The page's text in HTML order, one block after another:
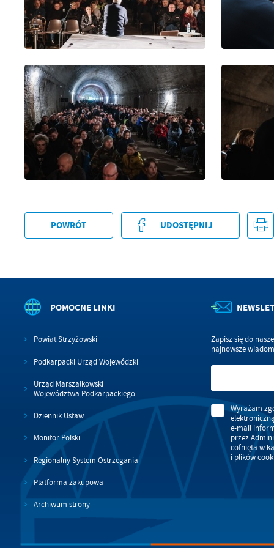
POWRÓT UDOSTĘPNIJ
POMOCNE LINKI
Powiat Strzyżowski
Podkarpacki Urząd Wojewódzki
Urząd Marszałkowski
Województwa Podkarpackiego
Dziennik Ustaw
Monitor Polski
Regionalny System Ostrzegania
Platforma zakupowa
Archiwum strony
Zapisz się do
najnowsze
Wyrażam
e-mail
przez
cofnięta w
i plików